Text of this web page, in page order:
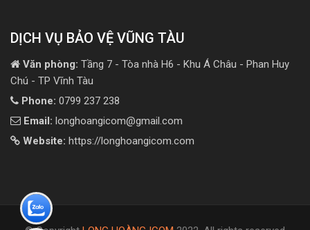
DỊCH VỤ BẢO VỆ VŨNG TÀU
Văn phòng: Tầng 7 - Tòa nhà H6 - Khu Á Châu - Phan Huy
Chú - TP Vĩnh Tàu
Phone: 0799 237 238
Email: longhoangicom@gmail.com
Website: https://longhoangicom.com